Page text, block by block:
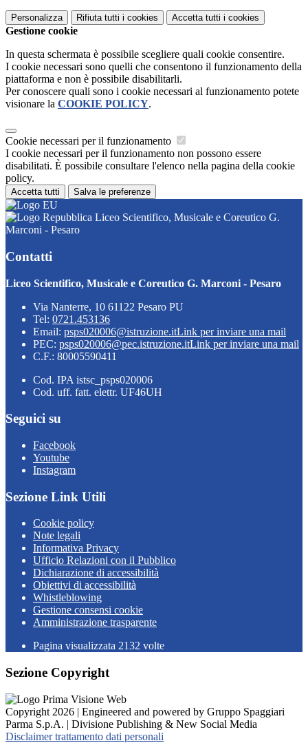
Personalizza Rifiuta tutti i cookies Accetta tutti i cookies
Gestione cookie
In questa schermata è possibile scegliere quali cookie consentire.
I cookie necessari sono quelli che consentono il funzionamento della
piattaforma e non è possibile disabilitarli.
Per conoscere quali sono i cookie necessari al funzionamento potete
visionare la COOKIE POLICY.
Cookie necessari per il funzionamento
I cookie necessari per il funzionamento non possono essere
disabilitati. È possibile consultare l'elenco nella pagina della cookie
policy.
Accetta tutti Salva le preferenze
Liceo Scientifico, Musicale e Coreutico G.
Marconi - Pesaro
Contatti
Liceo Scientifico, Musicale e Coreutico G. Marconi - Pesaro
Via Nanterre, 10 61122 Pesaro PU
Tel: 0721.453136
Email: psps020006@istruzione.itLink per inviare una mail
PEC: psps020006@pec.istruzione.itLink per inviare una mail
C.F.: 80005590411
Cod. IPA istsc_psps020006
Cod. uff. fatt. elettr. UF46UH
Seguici su
Facebook
Youtube
Instagram
Sezione Link Utili
Cookie policy
Note legali
Informativa Privacy
Ufficio Relazioni con il Pubblico
Dichiarazione di accessibilità
Obiettivi di accessibilità
Whistleblowing
Gestione consensi cookie
Amministrazione trasparente
Pagina visualizzata 2132 volte
Sezione Copyright
Copyright 2026 | Engineered and powered by Gruppo Spaggiari
Parma S.p.A. | Divisione Publishing & New Social Media
Disclaimer trattamento dati personali